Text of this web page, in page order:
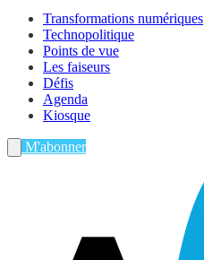
Transformations numériques
Technopolitique
Points de vue
Les faiseurs
Défis
Agenda
Kiosque
M'abonner